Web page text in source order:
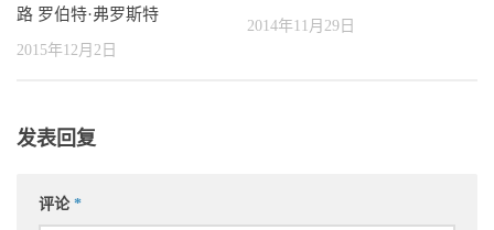
路 罗伯特·弗罗斯特
2015年12月2日
2014年11月29日
发表回复
评论 *